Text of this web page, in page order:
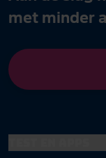
met minder